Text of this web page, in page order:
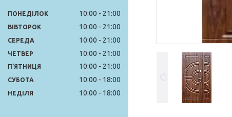
ПОНЕДІЛОК 10:00 21:00
ВІВТОРОК 10:00 21:00
СЕРЕДА 10:00 21:00
ЧЕТВЕР 10:00 21:00
ПʼЯТНИЦЯ 10:00 21:00
СУБОТА 10:00 18:00
НЕДІЛЯ 10:00 18:00